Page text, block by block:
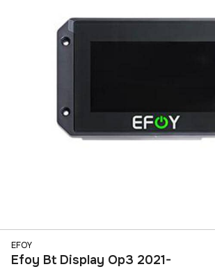
EFOY
Efoy Bt Display Op3 2021-